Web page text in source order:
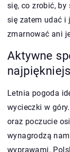
się, co zrobić,
się zatem udać i
zmarnować ani
Aktywne
Letnia pogoda
wycieczki w
oraz poczucie
wynagrodzą
wyprawami.